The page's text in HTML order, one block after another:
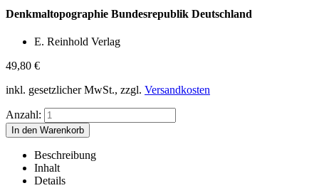
Denkmaltopographie Bundesrepublik Deutschland
E. Reinhold Verlag
49,80 €
inkl. gesetzlicher MwSt., zzgl. Versandkosten
Anzahl:
Beschreibung
Inhalt
Details